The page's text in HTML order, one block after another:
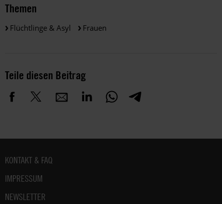
Themen
Flüchtlinge & Asyl Frauen
Teile diesen Beitrag
Fußbereich
KONTAKT & FAQ
IMPRESSUM
NEWSLETTER